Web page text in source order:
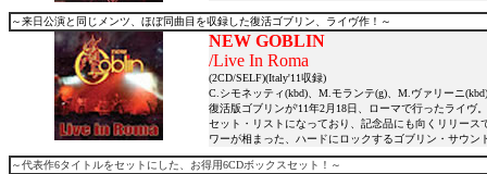
～来日公演と同じメンツ、ほぼ同曲目を収録した復活ゴブリン、ライヴ作！～
NEW GOBLIN
/Live In Roma
(2CD/SELF)(Italy'11収録)
C.シモネッティ(kbd)、M.モランテ(g)、M.ヴァリーニ
復活版ゴブリンが'11年2月18日、ローマで行ったライヴ
セット・リストになっており、記念品にも向くリリー
ワーが相まった、ハードにロックするゴブリン・サウ
～代表作6タイトルをセットにした、お得用6CDボックスセット！～